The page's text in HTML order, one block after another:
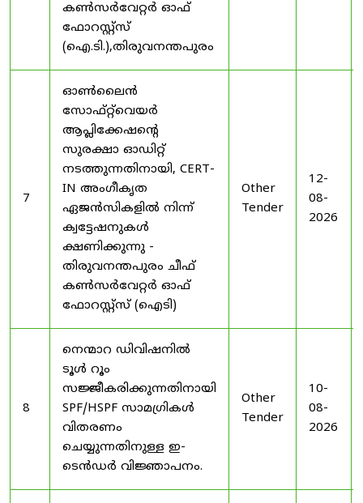
കൺസർവേറ്റർ ഓഫ്
ഫോറസ്റ്റ്സ്
(ഐ.ടി.),തിരുവനന്തപുരം
7
ഓൺലൈൻ
സോഫ്റ്റ്‌വെയർ
ആപ്ലിക്കേഷന്റെ
സുരക്ഷാ ഓഡിറ്റ്
നടത്തുന്നതിനായി, CERT-
IN അംഗീകൃത
ഏജൻസികളിൽ നിന്ന്
ക്വട്ടേഷനുകൾ
ക്ഷണിക്കുന്നു -
തിരുവനന്തപുരം ചീഫ്
കൺസർവേറ്റർ ഓഫ്
ഫോറസ്റ്റ്സ് (ഐടി)
Other
Tender
12-
08-
2026
8
നെന്മാറ ഡിവിഷനിൽ
ടൂൾ റൂം
സജ്ജീകരിക്കുന്നതിനായി
SPF/HSPF സാമഗ്രികൾ
വിതരണം
ചെയ്യുന്നതിനുള്ള ഇ-
ടെൻഡർ വിജ്ഞാപനം.
Other
Tender
10-
08-
2026